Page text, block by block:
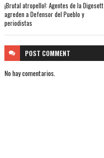
¡Brutal atropello!: Agentes de la Digesett
agreden a Defensor del Pueblo y
periodistas
POST COMMENT
No hay comentarios.